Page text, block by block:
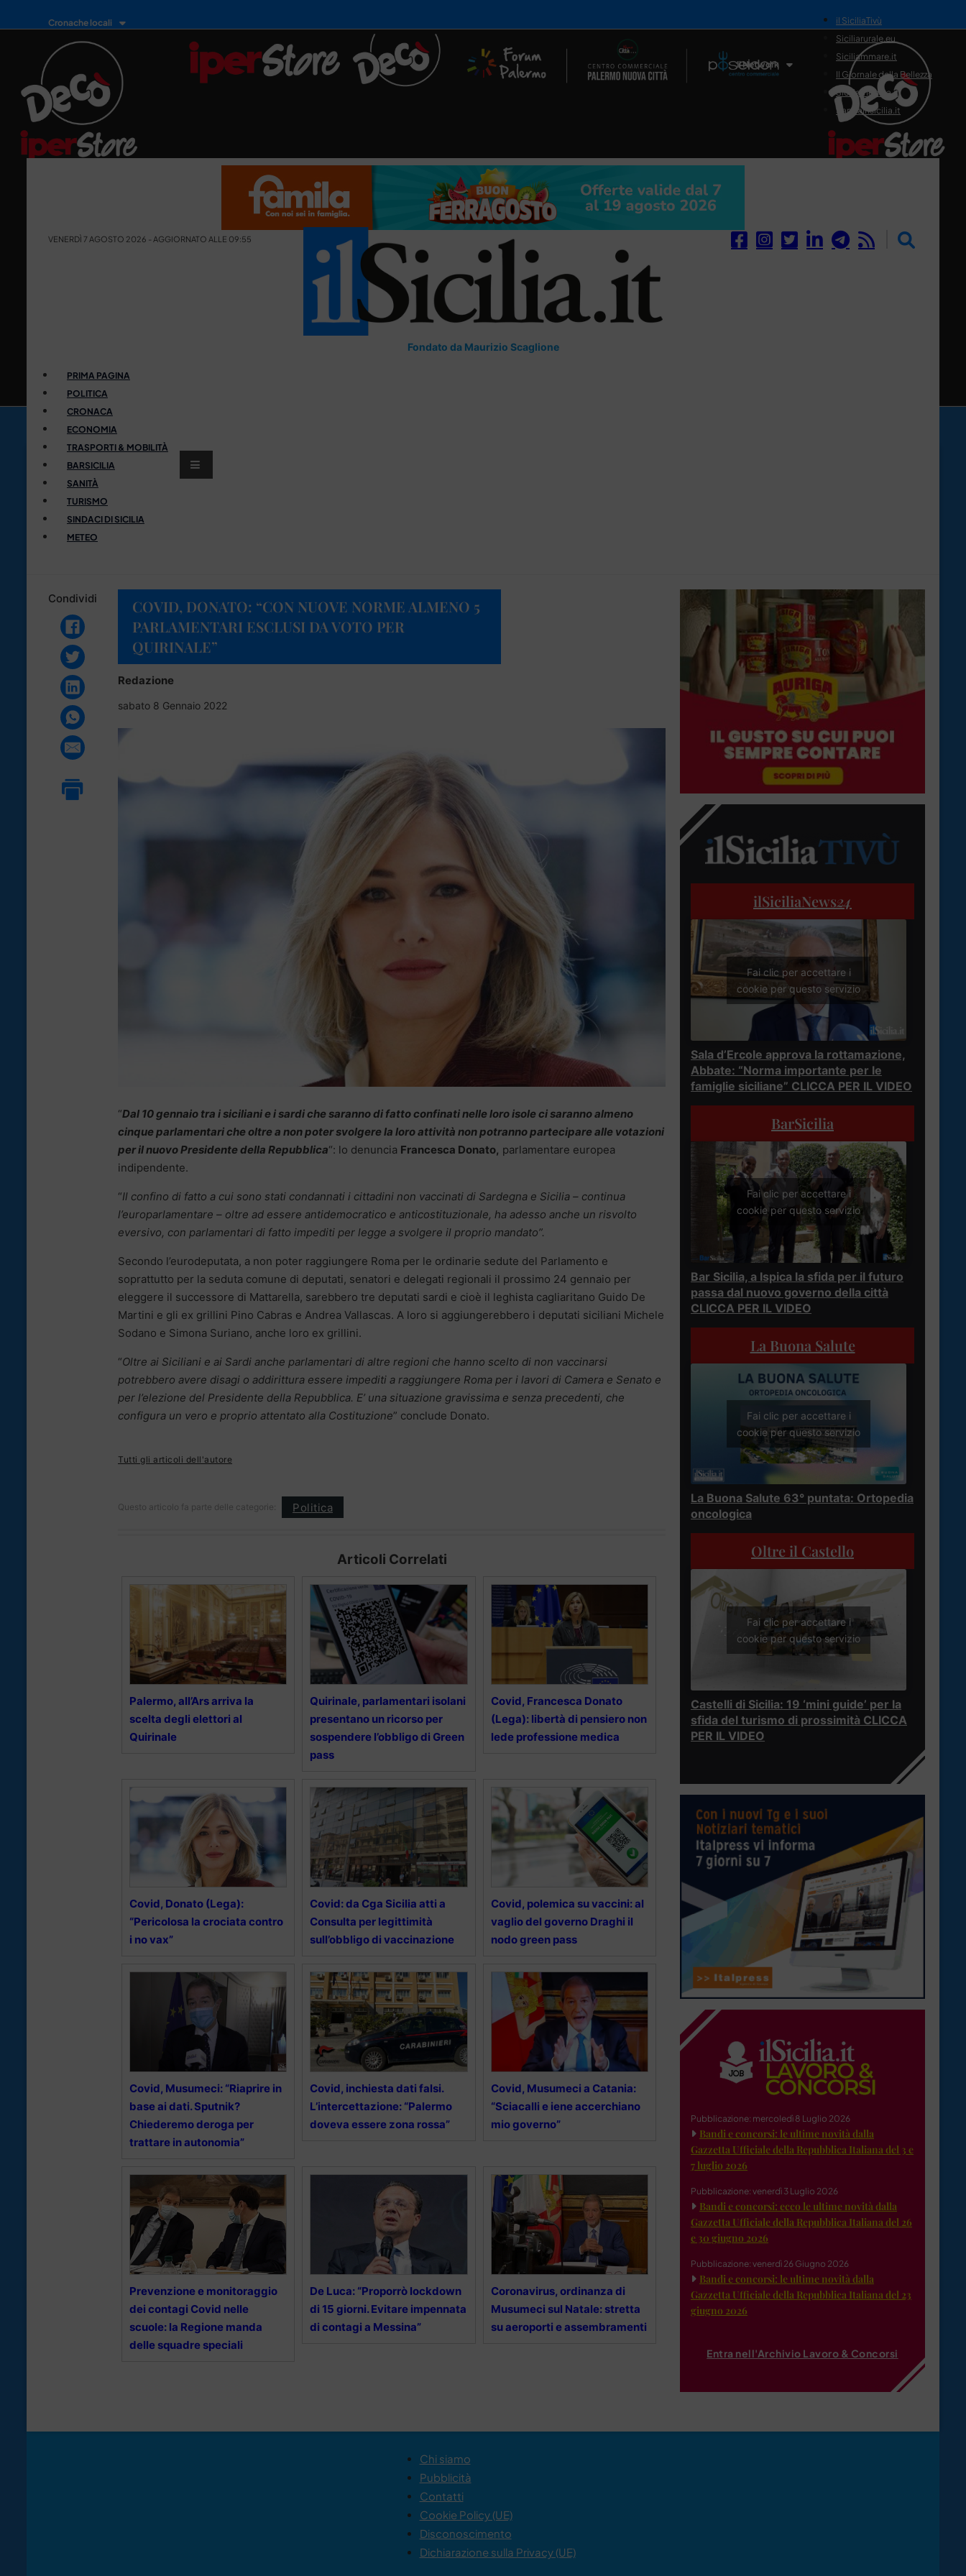
Cronache locali
Il Network
il SiciliaTivù
Siciliarurale.eu
Siciliammare.it
Il Giornale della Bellezza
Siciliamedica.it
Sanitainsicilia.it
VENERDÌ 7 AGOSTO 2026 - AGGIORNATO ALLE 09:55
Fondato da Maurizio Scaglione
PRIMA PAGINA
POLITICA
CRONACA
ECONOMIA
TRASPORTI & MOBILITÀ
BARSICILIA
SANITÀ
TURISMO
SINDACI DI SICILIA
METEO
Condividi
COVID, DONATO: “CON NUOVE NORME ALMENO 5
PARLAMENTARI ESCLUSI DA VOTO PER
QUIRINALE”
Redazione
sabato 8 Gennaio 2022
“Dal 10 gennaio tra i siciliani e i sardi che saranno di fatto confinati nelle loro isole ci saranno almeno
cinque parlamentari che oltre a non poter svolgere la loro attività non potranno partecipare alle votazioni
per il nuovo Presidente della Repubblica“: lo denuncia Francesca Donato, parlamentare europea
indipendente.
“Il confino di fatto a cui sono stati condannati i cittadini non vaccinati di Sardegna e Sicilia – continua
l’europarlamentare – oltre ad essere antidemocratico e anticostituzionale, ha adesso anche un risvolto
eversivo, con parlamentari di fatto impediti per legge a svolgere il proprio mandato”.
Secondo l’eurodeputata, a non poter raggiungere Roma per le ordinarie sedute del Parlamento e
soprattutto per la seduta comune di deputati, senatori e delegati regionali il prossimo 24 gennaio per
eleggere il successore di Mattarella, sarebbero tre deputati sardi e cioè il leghista cagliaritano Guido De
Martini e gli ex grillini Pino Cabras e Andrea Vallascas. A loro si aggiungerebbero i deputati siciliani Michele
Sodano e Simona Suriano, anche loro ex grillini.
“Oltre ai Siciliani e ai Sardi anche parlamentari di altre regioni che hanno scelto di non vaccinarsi
potrebbero avere disagi o addirittura essere impediti a raggiungere Roma per i lavori di Camera e Senato e
per l’elezione del Presidente della Repubblica. E’ una situazione gravissima e senza precedenti, che
configura un vero e proprio attentato alla Costituzione” conclude Donato.
Tutti gli articoli dell'autore
Questo articolo fa parte delle categorie: Politica
Articoli Correlati
Palermo, all’Ars arriva la
scelta degli elettori al
Quirinale
Quirinale, parlamentari isolani
presentano un ricorso per
sospendere l’obbligo di Green
pass
Covid, Francesca Donato
(Lega): libertà di pensiero non
lede professione medica
Covid, Donato (Lega):
“Pericolosa la crociata contro
i no vax”
Covid: da Cga Sicilia atti a
Consulta per legittimità
sull’obbligo di vaccinazione
Covid, polemica su vaccini: al
vaglio del governo Draghi il
nodo green pass
Covid, Musumeci: “Riaprire in
base ai dati. Sputnik?
Chiederemo deroga per
trattare in autonomia”
Covid, inchiesta dati falsi.
L’intercettazione: “Palermo
doveva essere zona rossa”
Covid, Musumeci a Catania:
“Sciacalli e iene accerchiano
mio governo”
Prevenzione e monitoraggio
dei contagi Covid nelle
scuole: la Regione manda
delle squadre speciali
De Luca: “Proporrò lockdown
di 15 giorni. Evitare impennata
di contagi a Messina”
Coronavirus, ordinanza di
Musumeci sul Natale: stretta
su aeroporti e assembramenti
ilSiciliaNews24
Fai clic per accettare i
cookie per questo servizio
Sala d’Ercole approva la rottamazione,
Abbate: “Norma importante per le
famiglie siciliane” CLICCA PER IL VIDEO
BarSicilia
Fai clic per accettare i
cookie per questo servizio
Bar Sicilia, a Ispica la sfida per il futuro
passa dal nuovo governo della città
CLICCA PER IL VIDEO
La Buona Salute
Fai clic per accettare i
cookie per questo servizio
La Buona Salute 63° puntata: Ortopedia
oncologica
Oltre il Castello
Fai clic per accettare i
cookie per questo servizio
Castelli di Sicilia: 19 ‘mini guide’ per la
sfida del turismo di prossimità CLICCA
PER IL VIDEO
Pubblicazione: mercoledì 8 Luglio 2026
Bandi e concorsi: le ultime novità dalla
Gazzetta Ufficiale della Repubblica Italiana del 3 e
7 luglio 2026
Pubblicazione: venerdì 3 Luglio 2026
Bandi e concorsi: ecco le ultime novità dalla
Gazzetta Ufficiale della Repubblica Italiana del 26
e 30 giugno 2026
Pubblicazione: venerdì 26 Giugno 2026
Bandi e concorsi: le ultime novità dalla
Gazzetta Ufficiale della Repubblica Italiana del 23
giugno 2026
Entra nell'Archivio Lavoro & Concorsi
Chi siamo
Pubblicità
Contatti
Cookie Policy (UE)
Disconoscimento
Dichiarazione sulla Privacy (UE)